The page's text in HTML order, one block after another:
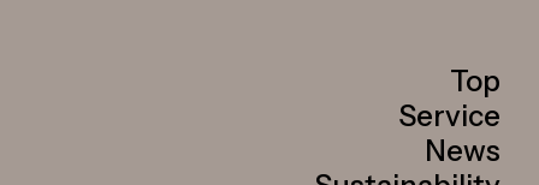
Top
Service
News